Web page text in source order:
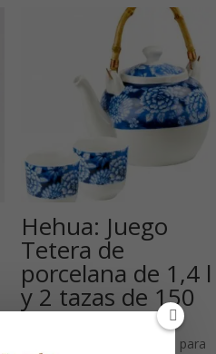
Hehua: Juego
Tetera de
porcelana de 1,4 l
y 2 tazas de 150
ml
Necesitas estar registrado para